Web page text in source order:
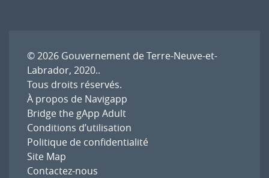
© 2026 Gouvernement de Terre-Neuve-et-
Labrador, 2020..
Tous droits réservés.
À propos de Navigapp
Bridge the gApp Adult
Conditions d’utilisation
Politique de confidentialité
Site Map
Contactez-nous